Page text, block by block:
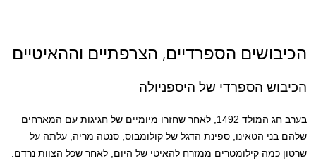
הכיבושים הספרדיים, הצרפתיים וההאיטיים
הכיבוש הספרדי של היספניולה
בערב חג המולד 1492, לאחר שחזרו מיומיים של חגיגות עם המארחים
שלהם בני הטאינו, ספינת הדגל של קולומבוס, סנטה מריה, עלתה על
שרטון כמה קילומטרים ממזרח להאיטי של היום, לאחר שכל הצוות נרדם.